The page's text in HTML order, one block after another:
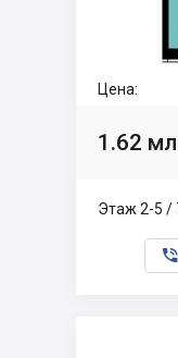
Цена:
1.62
Этаж 2-5 /
